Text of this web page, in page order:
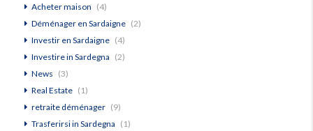
Acheter maison (4)
Déménager en Sardaigne (2)
Investir en Sardaigne (4)
Investire in Sardegna (2)
News (3)
Real Estate (1)
retraite déménager (9)
Trasferirsi in Sardegna (1)